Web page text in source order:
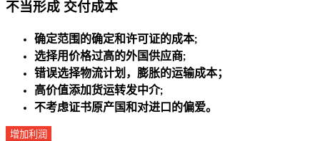
不当形成 交付成本
确定范围的确定和许可证的成本;
选择用价格过高的外国供应商;
错误选择物流计划， 膨胀的运输成本；
高价值添加货运转发中介;
不考虑证书原产国和对进口的偏爱。
增加利润